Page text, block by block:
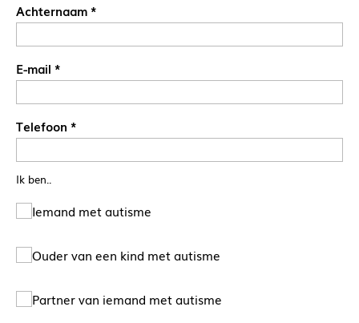
Achternaam*
E-mail *
Telefoon *
Ik ben..
Iemand met autisme
Ouder van een kind met autisme
Partner van iemand met autisme